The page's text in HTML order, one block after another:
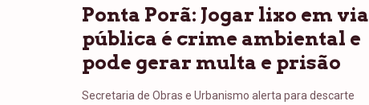
Ponta Porã: Jogar lixo em via
pública é crime ambiental e
pode gerar multa e prisão
Secretaria de Obras e Urbanismo alerta para descarte